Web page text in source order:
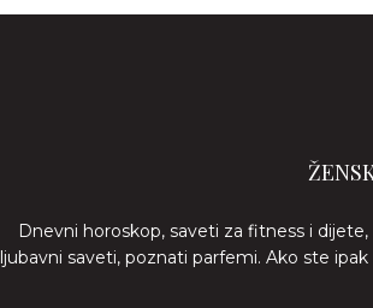
Dnevni horoskop, saveti za fitness i
ljubavni saveti, poznati parfemi. Ako ste